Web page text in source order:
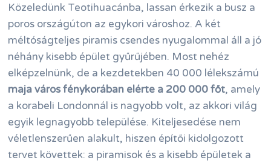
Közeledünk Teotihuacánba, lassan érkezik a busz a
poros országúton az egykori városhoz. A két
méltóságteljes piramis csendes nyugalommal áll a jó
néhány kisebb épület gyűrűjében. Most nehéz
elképzelnünk, de a kezdetekben 40 000 lélekszámú
maja város fénykorában elérte a 200 000 főt, amely
a korabeli Londonnál is nagyobb volt, az akkori világ
egyik legnagyobb települése. Kiteljesedése nem
véletlenszerűen alakult, hiszen építői kidolgozott
tervet követtek: a piramisok és a kisebb épületek a